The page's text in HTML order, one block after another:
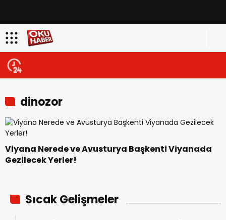
dinozor
Viyana Nerede ve Avusturya Başkenti Viyanada
Gezilecek Yerler!
Sıcak Gelişmeler